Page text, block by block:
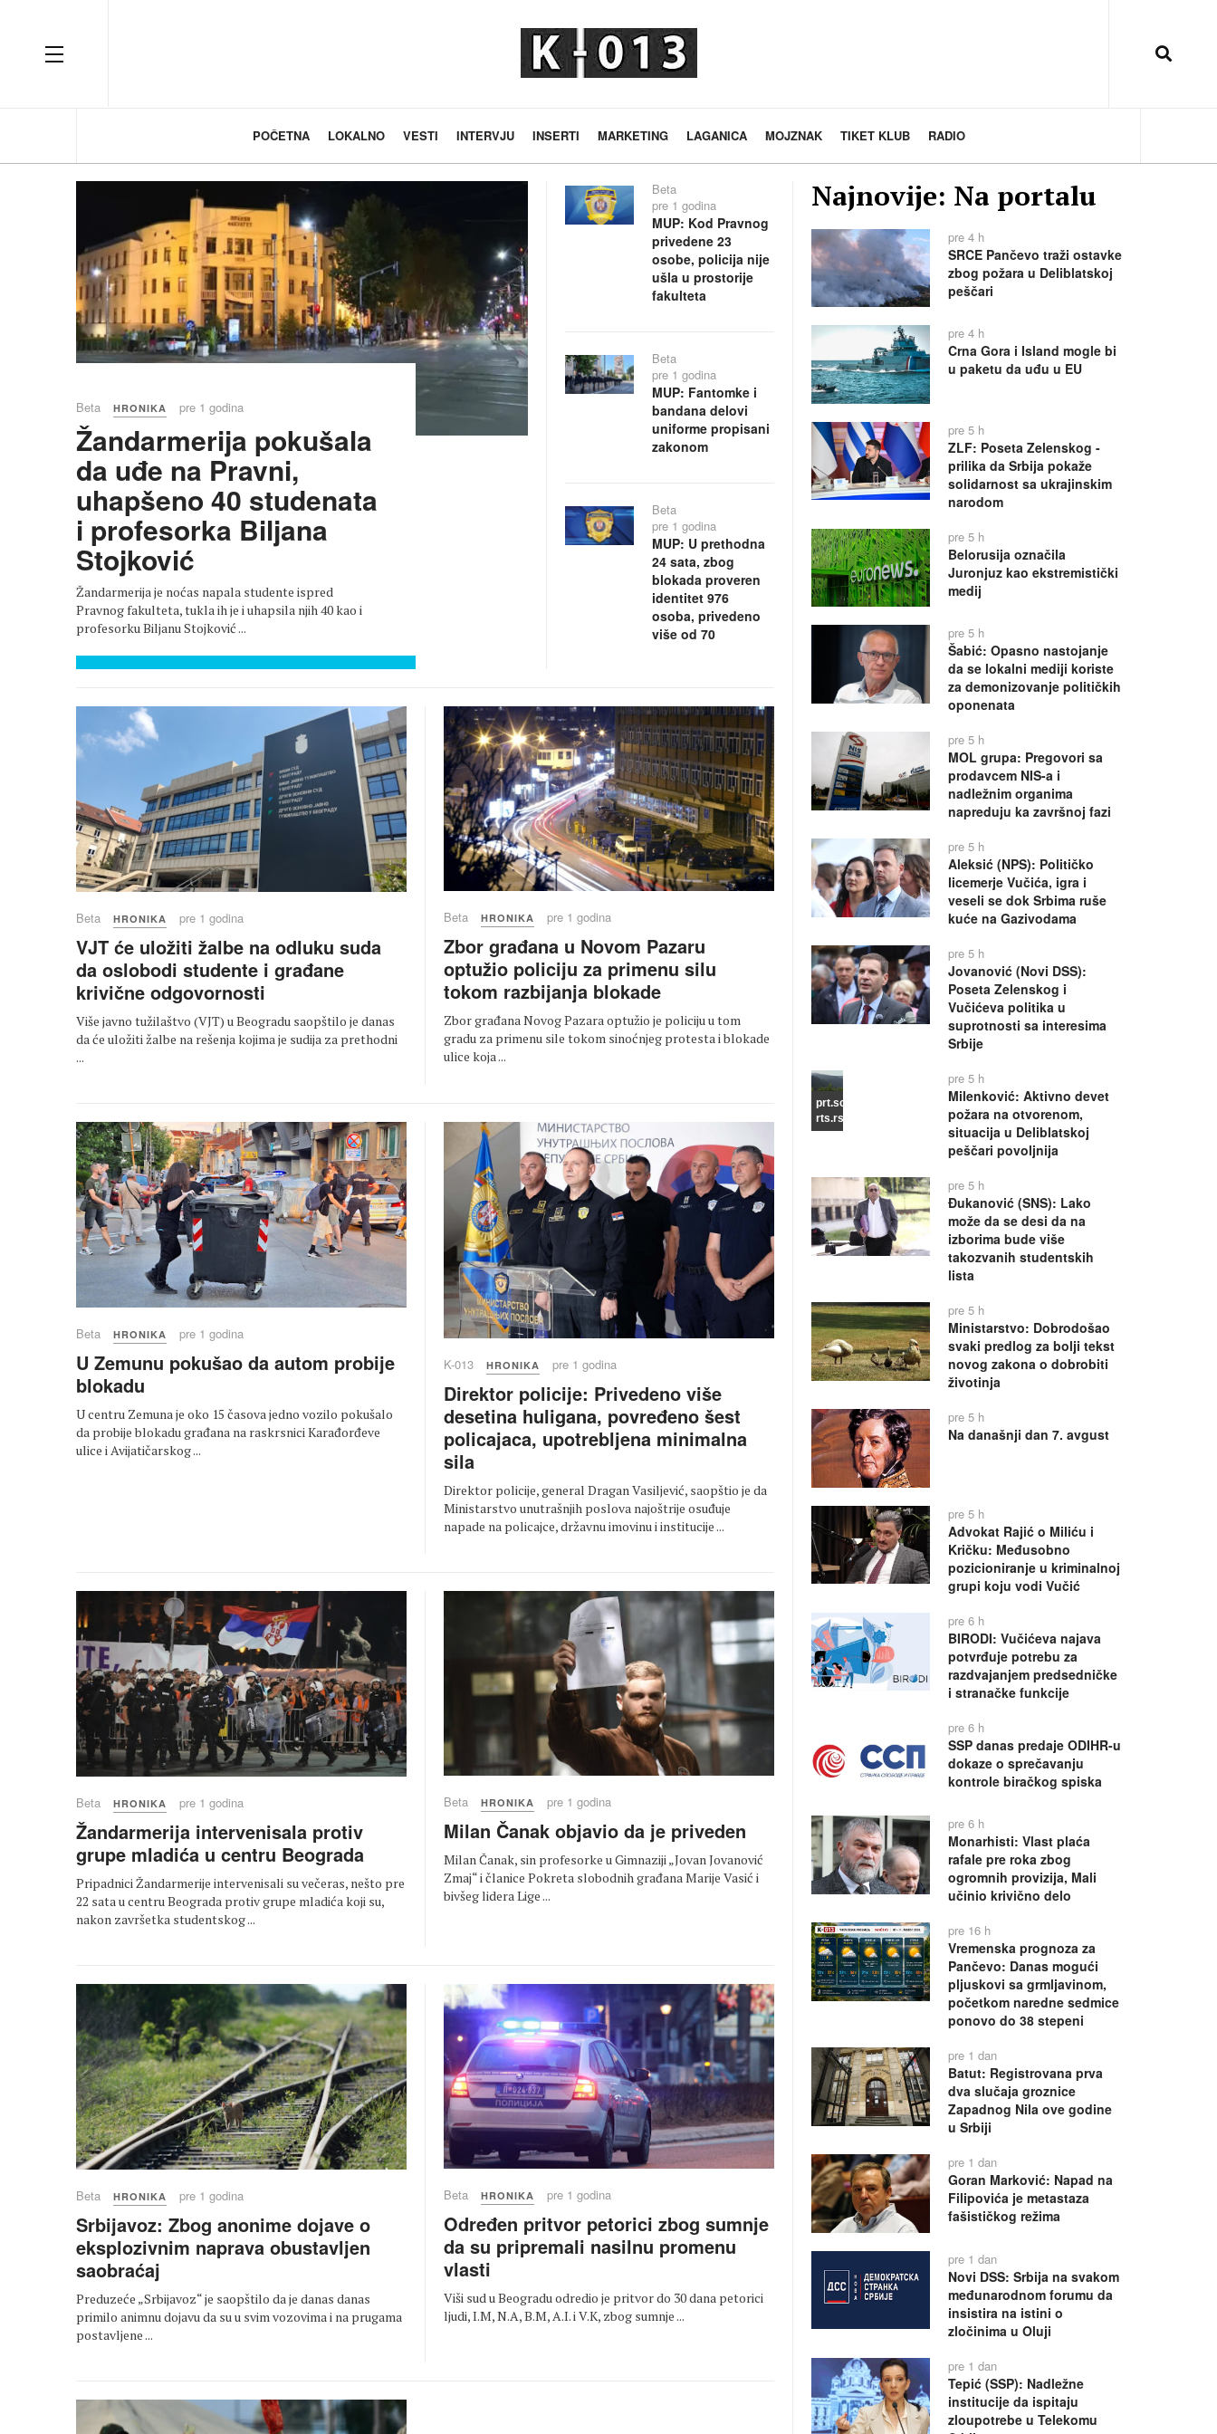
OFF CANVAS
POČETNA LOKALNO VESTI INTERVJU INSERTI MARKETING LAGANICA MOJZNAK TIKET KLUB RADIO
Beta HRONIKA pre 1 godina
Žandarmerija pokušala
da uđe na Pravni,
uhapšeno 40 studenata
i profesorka Biljana
Stojković
Žandarmerija je noćas napala studente ispred
Pravnog fakulteta, tukla ih je i uhapsila njih 40 kao i
profesorku Biljanu Stojković ...
Beta
pre 1 godina
MUP: Kod Pravnog
privedene 23
osobe, policija nije
ušla u prostorije
fakulteta
Beta
pre 1 godina
MUP: Fantomke i
bandana delovi
uniforme propisani
zakonom
Beta
pre 1 godina
MUP: U prethodna
24 sata, zbog
blokada proveren
identitet 976
osoba, privedeno
više od 70
Beta HRONIKA pre 1 godina
VJT će uložiti žalbe na odluku suda
da oslobodi studente i građane
krivične odgovornosti
Više javno tužilaštvo (VJT) u Beogradu saopštilo je danas
da će uložiti žalbe na rešenja kojima je sudija za prethodni
...
Beta HRONIKA pre 1 godina
Zbor građana u Novom Pazaru
optužio policiju za primenu silu
tokom razbijanja blokade
Zbor građana Novog Pazara optužio je policiju u tom
gradu za primenu sile tokom sinoćnjeg protesta i blokade
ulice koja ...
Beta HRONIKA pre 1 godina
U Zemunu pokušao da autom probije
blokadu
U centru Zemuna je oko 15 časova jedno vozilo pokušalo
da probije blokadu građana na raskrsnici Karađorđeve
ulice i Avijatičarskog ...
K-013 HRONIKA pre 1 godina
Direktor policije: Privedeno više
desetina huligana, povređeno šest
policajaca, upotrebljena minimalna
sila
Direktor policije, general Dragan Vasiljević, saopštio je da
Ministarstvo unutrašnjih poslova najoštrije osuđuje
napade na policajce, državnu imovinu i institucije ...
Beta HRONIKA pre 1 godina
Žandarmerija intervenisala protiv
grupe mladića u centru Beograda
Pripadnici Žandarmerije intervenisali su večeras, nešto pre
22 sata u centru Beograda protiv grupe mladića koji su,
nakon završetka studentskog ...
Beta HRONIKA pre 1 godina
Milan Čanak objavio da je priveden
Milan Čanak, sin profesorke u Gimnaziji „Jovan Jovanović
Zmaj“ i članice Pokreta slobodnih građana Marije Vasić i
bivšeg lidera Lige ...
Beta HRONIKA pre 1 godina
Srbijavoz: Zbog anonime dojave o
eksplozivnim naprava obustavljen
saobraćaj
Preduzeće „Srbijavoz“ je saopštilo da je danas danas
primilo animnu dojavu da su u svim vozovima i na prugama
postavljene ...
Beta HRONIKA pre 1 godina
Određen pritvor petorici zbog sumnje
da su pripremali nasilnu promenu
vlasti
Viši sud u Beogradu odredio je pritvor do 30 dana petorici
ljudi, I.M, N.A, B.M, A.I. i V.K, zbog sumnje ...
Najnovije: Na portalu
pre 4 h
SRCE Pančevo traži ostavke
zbog požara u Deliblatskoj
peščari
pre 4 h
Crna Gora i Island mogle bi
u paketu da uđu u EU
pre 5 h
ZLF: Poseta Zelenskog -
prilika da Srbija pokaže
solidarnost sa ukrajinskim
narodom
pre 5 h
Belorusija označila
Juronjuz kao ekstremistički
medij
pre 5 h
Šabić: Opasno nastojanje
da se lokalni mediji koriste
za demonizovanje političkih
oponenata
pre 5 h
MOL grupa: Pregovori sa
prodavcem NIS-a i
nadležnim organima
napreduju ka završnoj fazi
pre 5 h
Aleksić (NPS): Političko
licemerje Vučića, igra i
veseli se dok Srbima ruše
kuće na Gazivodama
pre 5 h
Jovanović (Novi DSS):
Poseta Zelenskog i
Vučićeva politika u
suprotnosti sa interesima
Srbije
prt.scr
rts.rs
pre 5 h
Milenković: Aktivno devet
požara na otvorenom,
situacija u Deliblatskoj
peščari povoljnija
pre 5 h
Đukanović (SNS): Lako
može da se desi da na
izborima bude više
takozvanih studentskih
lista
pre 5 h
Ministarstvo: Dobrodošao
svaki predlog za bolji tekst
novog zakona o dobrobiti
životinja
pre 5 h
Na današnji dan 7. avgust
pre 5 h
Advokat Rajić o Miliću i
Kričku: Međusobno
pozicioniranje u kriminalnoj
grupi koju vodi Vučić
pre 6 h
BIRODI: Vučićeva najava
potvrđuje potrebu za
razdvajanjem predsedničke
i stranačke funkcije
pre 6 h
SSP danas predaje ODIHR-u
dokaze o sprečavanju
kontrole biračkog spiska
pre 6 h
Monarhisti: Vlast plaća
rafale pre roka zbog
ogromnih provizija, Mali
učinio krivično delo
pre 16 h
Vremenska prognoza za
Pančevo: Danas mogući
pljuskovi sa grmljavinom,
početkom naredne sedmice
ponovo do 38 stepeni
pre 1 dan
Batut: Registrovana prva
dva slučaja groznice
Zapadnog Nila ove godine
u Srbiji
pre 1 dan
Goran Marković: Napad na
Filipovića je metastaza
fašističkog režima
pre 1 dan
Novi DSS: Srbija na svakom
međunarodnom forumu da
insistira na istini o
zločinima u Oluji
pre 1 dan
Tepić (SSP): Nadležne
institucije da ispitaju
zloupotrebe u Telekomu